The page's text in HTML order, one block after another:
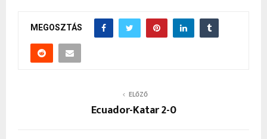
MEGOSZTÁS
ELŐZŐ
Ecuador-Katar 2-0